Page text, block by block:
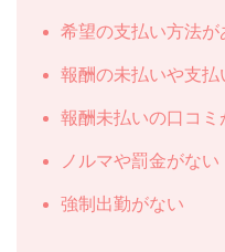
希望の支払い方法が
報酬の未払いや支払
報酬未払いの口コミ
ノルマや罰金がない
強制出勤がない